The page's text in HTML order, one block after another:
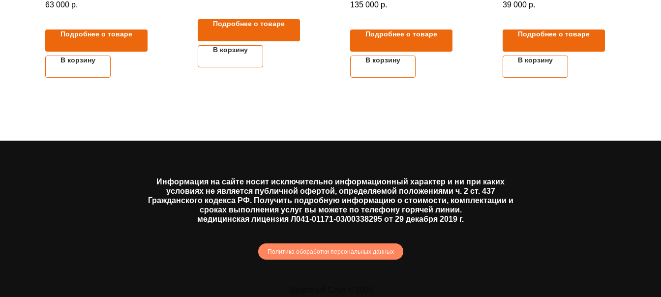
63 000 р.
Подробнее о товаре
В корзину
Подробнее о товаре
В корзину
135 000 р.
Подробнее о товаре
В корзину
39 000 р.
Подробнее о товаре
В корзину
Информация на сайте носит исключительно информационный характер и ни при каких
условиях не является публичной офертой, определяемой положениями ч. 2 ст. 437
Гражданского кодекса РФ. Получить подробную информацию о стоимости, комплектации и
сроках выполнения услуг вы можете по телефону горячей линии.
медицинская лицензия Л041-01171-03/00338295 от 29 декабря 2019 г.
Политика обоработки персональных данных